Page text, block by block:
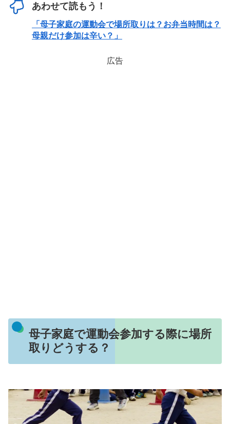
あわせて読もう！
「母子家庭の運動会で場所取りは？お弁当時間は？
母親だけ参加は辛い？」
広告
母子家庭で運動会参加する際に場所
取りどうする？